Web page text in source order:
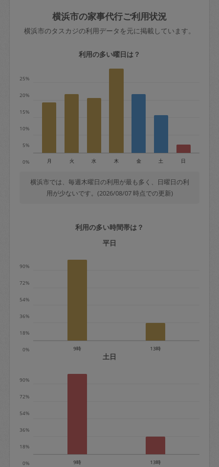
依頼者不在による当日キャンセル＝依頼
金額の100%＋交通費全額
※例：依頼日時／土曜日午前9時開始の場
50%
金曜日9時～土曜日8時まで＝依頼金額の
＋交通費全額
依頼者不在による当日キャンセル＝依頼
金額の100%＋交通費全額
定期契約をキャンセルする場合、毎週定
期は月2回まで隔週定期は月1回までキャ
※キャンセル料金の設定について：
きた場合は損害保険の対象外となるので
ご注意ください。
玉、など
あわせてこちらも参照ください：初めて
はありますか？
横浜市の家事代行ご利用状況
横浜市のタスカジの利用データを元に掲載しています。
利用の多い曜日は？
0%
5%
10%
15%
20%
25%
月 火 水 木 金 土 日
横浜市では、毎週木曜日の利用が最も多く、日曜日の利
用が少ないです。(2026/08/07 時点での更新)
利用の多い時間帯は？
平日
0%
18%
36%
54%
72%
90%
9時 13時
土日
0%
18%
36%
54%
72%
90%
9時 13時